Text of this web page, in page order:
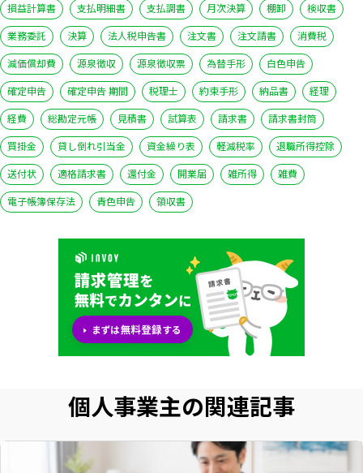
損益計算書
支払明細書 支払調書 月次決算 棚卸
検収書
業務委託
決算 法人税申告書 注文書 注文請書
消費税
減価償却費
源泉徴収 源泉徴収票 為替手形
白色申告
確定申告
確定申告 期間 税理士 約束手形 納品書
経理
経費
総勘定元帳 見積書 試算表 請求書
請求書封筒
買掛金
貸し倒れ引当金 資金繰り表 軽減税率
退職所得控除
送付状
適格請求書 還付金 開業届 雑所得
雑費
電子帳簿保存法
青色申告 領収書
個人事業主の関連記事